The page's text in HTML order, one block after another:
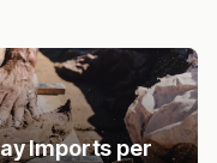
Imports per